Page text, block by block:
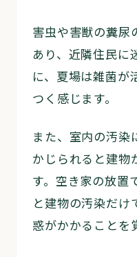
害虫や害獣の糞尿
あり、近隣住民に
に、夏場は雑菌が
つく感じます。
また、室内の汚染
かじられると建物
す。空き家の放置
と建物の汚染だけ
惑がかかることを